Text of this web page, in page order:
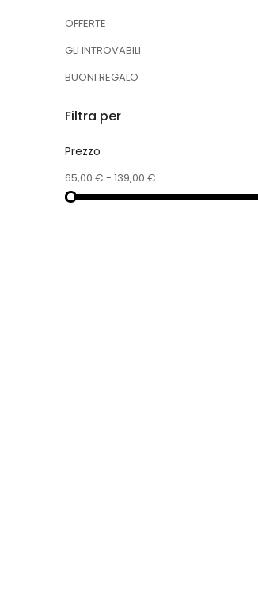
OFFERTE
GLI INTROVABILI
BUONI REGALO
Filtra per
Prezzo
65,00 € - 139,00 €